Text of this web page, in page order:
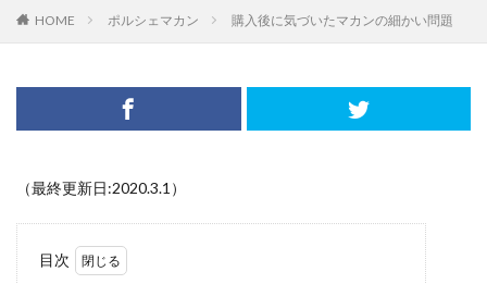
HOME ポルシェマカン 購入後に気づいたマカンの細かい問題
（最終更新日:2020.3.1）
目次